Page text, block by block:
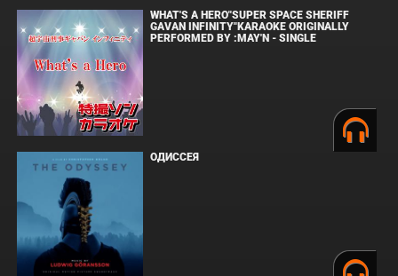
WHAT'S A HERO"SUPER SPACE SHERIFF
GAVAN INFINITY"KARAOKE ORIGINALLY
PERFORMED BY :MAY'N - SINGLE
ОДИССЕЯ